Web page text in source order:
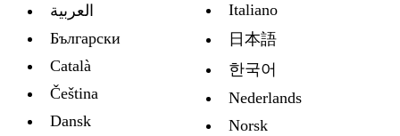
العربية
Български
Català
Čeština
Dansk
Italiano
日本語
한국어
Nederlands
Norsk